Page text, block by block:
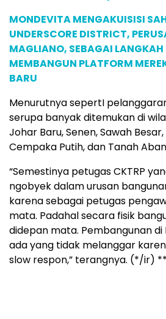
MONDEVITA MENGAKUISISI
UNDERSCORE DISTRICT,
MAGLIANO, SEBAGAI
MEMBANGUN PLATFORM
BARU
Menurutnya sepertI
serupa banyak ditemukan di
Johar Baru, Senen, Sawah
Cempaka Putih, dan Tanah
“Semestinya petugas CKTRP
ngobyek dalam urusan
karena sebagai petugas
mata. Padahal secara fisik
didepan mata. Pembangunan
ada yang tidak melanggar
slow respon,” terangnya. (*/ir)